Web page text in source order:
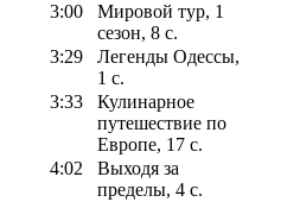
3:00
Мировой тур, 1
сезон, 8 с.
3:29
Легенды Одессы,
1 с.
3:33
Кулинарное
путешествие по
Европе, 17 с.
4:02
Выходя за
пределы, 4 с.